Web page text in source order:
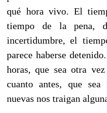
qué hora vivo. El
tiempo de la pena,
incertidumbre, el
parece haberse
horas, que sea otra
cuanto antes, que sea
nuevas nos traigan